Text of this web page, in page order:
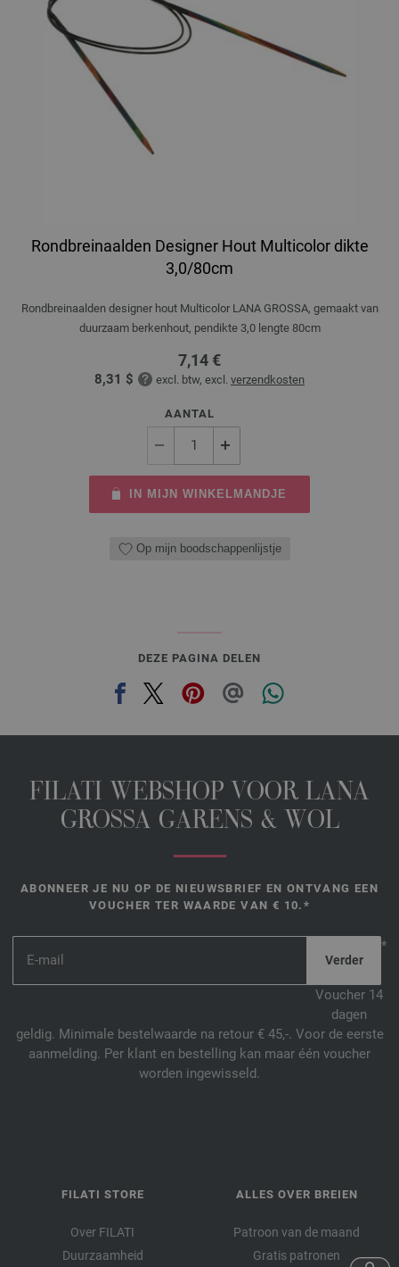
Rondbreinaalden Designer Hout Multicolor dikte
3,0/80cm
Rondbreinaalden designer hout Multicolor LANA GROSSA, gemaakt van
duurzaam berkenhout, pendikte 3,0 lengte 80cm
7,14 €
8,31 $ excl. btw, excl. verzendkosten
AANTAL
IN MIJN WINKELMANDJE
Op mijn boodschappenlijstje
DEZE PAGINA DELEN
FILATI WEBSHOP VOOR LANA
GROSSA GARENS & WOL
ABONNEER JE NU OP DE NIEUWSBRIEF EN ONTVANG EEN
VOUCHER TER WAARDE VAN € 10.*
*
Voucher 14
dagen
geldig. Minimale bestelwaarde na retour € 45,-. Voor de eerste
aanmelding. Per klant en bestelling kan maar één voucher
worden ingewisseld.
FILATI STORE
Over FILATI
Duurzaamheid
ALLES OVER BREIEN
Patroon van de maand
Gratis patronen